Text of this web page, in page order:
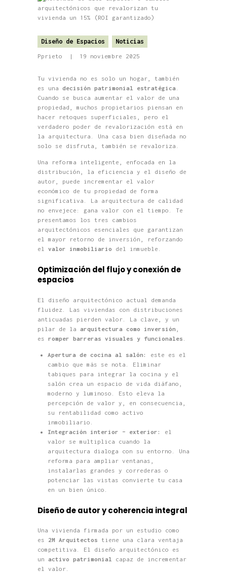
Diseño de Espacios Noticias
Pprieto 19 noviembre 2025
Tu vivienda no es solo un hogar, también
es una decisión patrimonial estratégica
Cuando se busca aumentar el valor de una
propiedad, muchos propietarios piensan en
hacer retoques superficiales, pero el
verdadero poder de revalorización está en
la arquitectura. Una casa bien diseñada no
solo se disfruta, también se revaloriza.
Una reforma inteligente, enfocada en la
distribución, la eficiencia y el diseño de
autor, puede incrementar el valor
económico de tu propiedad de forma
significativa. La arquitectura de calidad
no envejece: gana valor con el tiempo. Te
presentamos los tres cambios
arquitectónicos esenciales que garantizan
el mayor retorno de inversión, reforzando
el valor inmobiliario del inmueble.
Optimización del flujo y conexión de
espacios
El diseño arquitectónico actual demanda
fluidez. Las viviendas con distribuciones
anticuadas pierden valor. La clave, y un
pilar de la arquitectura como inversión
es romper barreras visuales y funcionales
Apertura de cocina al salón:
este es el
cambio que más se nota. Eliminar
tabiques para integrar la cocina y el
salón crea un espacio de vida diáfano,
moderno y luminoso. Esto eleva la
percepción de valor y, en consecuencia,
su rentabilidad como activo
inmobiliario.
Integración interior – exterior:
el
valor se multiplica cuando la
arquitectura dialoga con su entorno. Una
reforma para ampliar ventanas,
instalarlas grandes y correderas o
potenciar las vistas convierte tu casa
en un bien único.
Diseño de autor y coherencia integral
Una vivienda firmada por un estudio como
es 2M Arquitectos tiene una clara ventaja
competitiva. El diseño arquitectónico es
un activo patrimonial
capaz de incrementar
el valor.